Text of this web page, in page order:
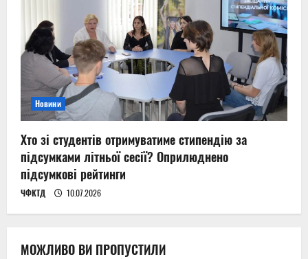
Новини
Хто зі студентів отримуватиме стипендію за
підсумками літньої сесії? Оприлюднено
підсумкові рейтинги
ЧФКТД 10.07.2026
МОЖЛИВО ВИ ПРОПУСТИЛИ